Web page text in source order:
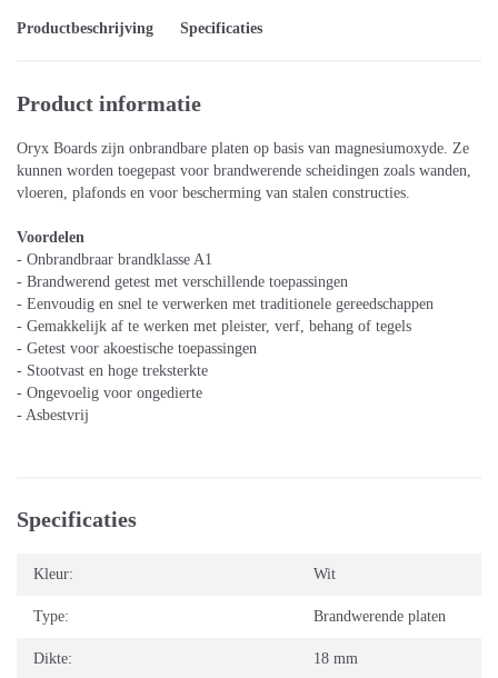
Productbeschrijving Specificaties
Product informatie
Oryx Boards zijn onbrandbare platen op basis van magnesiumoxyde. Ze
kunnen worden toegepast voor brandwerende scheidingen zoals wanden,
vloeren, plafonds en voor bescherming van stalen constructies.
Voordelen
- Onbrandbraar brandklasse A1
- Brandwerend getest met verschillende toepassingen
- Eenvoudig en snel te verwerken met traditionele gereedschappen
- Gemakkelijk af te werken met pleister, verf, behang of tegels
- Getest voor akoestische toepassingen
- Stootvast en hoge treksterkte
- Ongevoelig voor ongedierte
- Asbestvrij
Specificaties
Kleur: Wit
Type: Brandwerende platen
Dikte: 18 mm